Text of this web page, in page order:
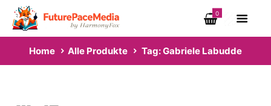
0
Home Alle Produkte Tag: Gabriele Labudde